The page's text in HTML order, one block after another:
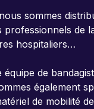
sommes
professionnels de
hospitaliers…
de
également
de mobilité